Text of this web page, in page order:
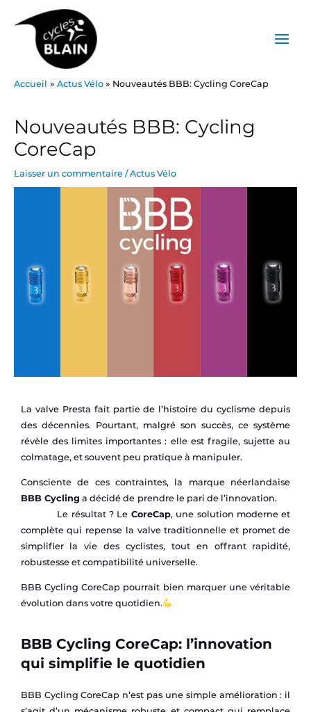
contenu
Menu
Accueil Actus Vélo Nouveautés BBB: Cycling CoreCap
Nouveautés BBB: Cycling
CoreCap
Laisser un commentaire /Actus Vélo
La valve Presta fait partie de l’histoire du cyclisme depuis
des décennies. Pourtant, malgré son succès, ce système
révèle des limites importantes : elle est fragile, sujette au
colmatage, et souvent peu pratique à manipuler.
Consciente de ces contraintes, la marque néerlandaise
BBB Cycling a décidé de prendre le pari de l’innovation.
Le résultat ? Le CoreCap, une solution moderne et
complète qui repense la valve traditionnelle et promet de
simplifier la vie des cyclistes, tout en offrant rapidité,
robustesse et compatibilité universelle.
BBB Cycling CoreCap pourrait bien marquer une véritable
évolution dans votre quotidien.
BBB Cycling CoreCap: l’innovation
qui simplifie le quotidien
BBB Cycling CoreCap n’est pas une simple amélioration : il